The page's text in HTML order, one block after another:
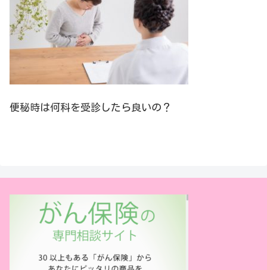
便秘時は何科を受診したら良いの？